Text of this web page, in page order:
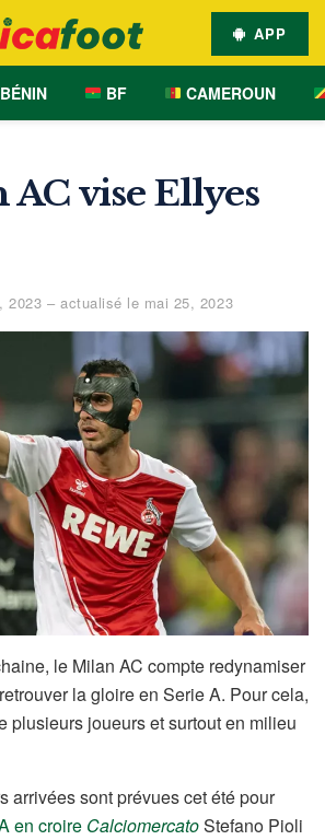
APP
BÉNIN BF CAMEROUN
vise Ellyes
2023 – actualisé le mai 25, 2023
le Milan AC compte redynamiser
la gloire en Serie A. Pour cela,
plusieurs joueurs et surtout en milieu
arrivées sont prévues cet été pour
en croire CalciomercatoStefano Pioli